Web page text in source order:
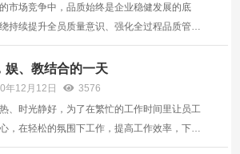
市场竞争中，品质始终是企业稳健发展的底
持续提升全员质量意识、强化全过程品质管控
核心目标，PTI派捷自今年3月起，陆续组织开
品质主题专项培训。培训以更加贴近业务实际
开，覆盖广、节奏清、落点实，为企业高质量
...
娱、教结合的一天
年12月12日
3576
、时光静好，为了在繁忙的工作时间里让员工
，在轻松的氛围下工作，提高工作效率，下午
种员工福利存在并且是有益于健康的一种生活